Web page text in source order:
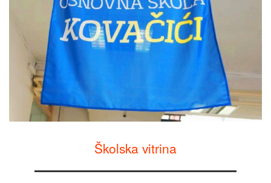
Školska vitrina